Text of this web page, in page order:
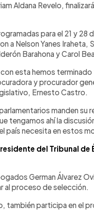
Aldana Revelo,
para el 21 y 28
a Nelson Yanes Iraheta,
Barahona y Carol
esta hemos
y procurador
Ernesto Castro.
manden su
tengamos ahí la
país necesita en estos
del Tribunal de
German Álvarez
al proceso de selección.
también participa en el